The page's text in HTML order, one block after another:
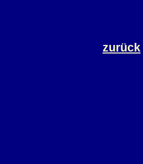
zurück